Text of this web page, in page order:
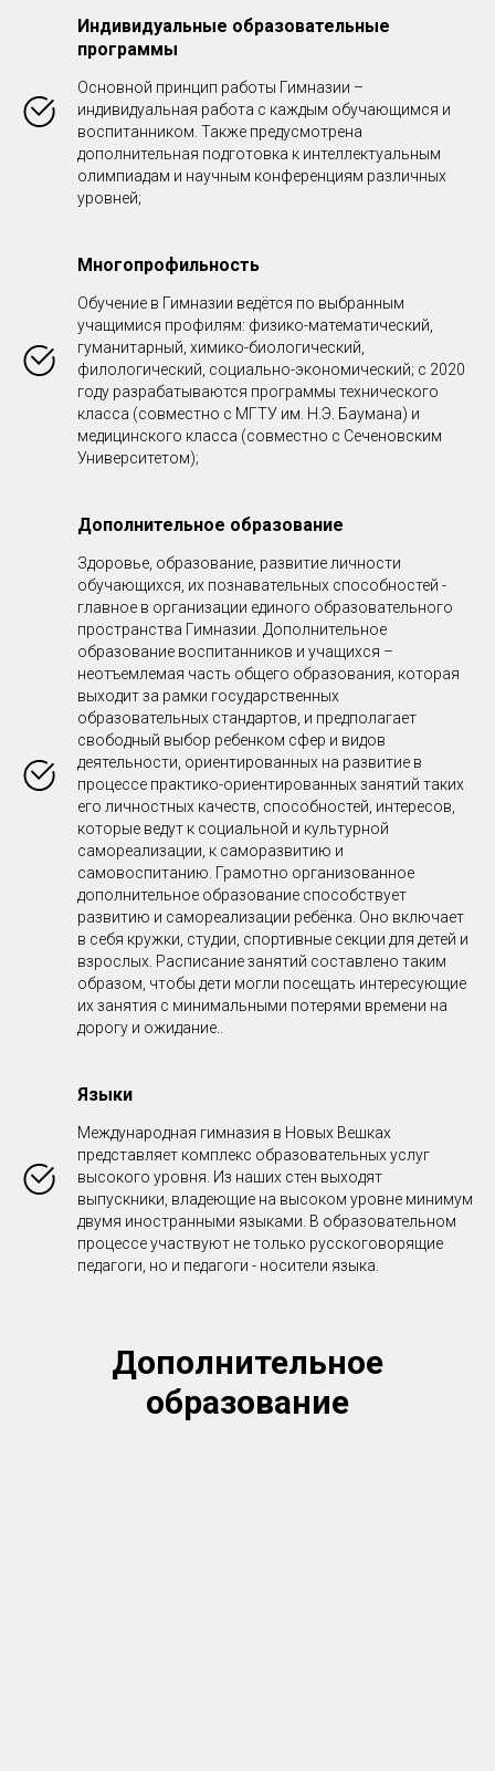
Индивидуальные образовательные
программы
Основной принцип работы Гимназии –
индивидуальная работа с каждым обучающимся и
воспитанником. Также предусмотрена
дополнительная подготовка к интеллектуальным
олимпиадам и научным конференциям различных
уровней;
Многопрофильность
Обучение в Гимназии ведётся по выбранным
учащимися профилям: физико-математический,
гуманитарный, химико-биологический,
филологический, социально-экономический; с 2020
году разрабатываются программы технического
класса (совместно с МГТУ им. Н.Э. Баумана) и
медицинского класса (совместно с Сеченовским
Университетом);
Дополнительное образование
Здоровье, образование, развитие личности
обучающихся, их познавательных способностей -
главное в организации единого образовательного
пространства Гимназии. Дополнительное
образование воспитанников и учащихся –
неотъемлемая часть общего образования, которая
выходит за рамки государственных
образовательных стандартов, и предполагает
свободный выбор ребенком сфер и видов
деятельности, ориентированных на развитие в
процессе практико-ориентированных занятий таких
его личностных качеств, способностей, интересов,
которые ведут к социальной и культурной
самореализации, к саморазвитию и
самовоспитанию. Грамотно организованное
дополнительное образование способствует
развитию и самореализации ребёнка. Оно включает
в себя кружки, студии, спортивные секции для детей и
взрослых. Расписание занятий составлено таким
образом, чтобы дети могли посещать интересующие
их занятия с минимальными потерями времени на
дорогу и ожидание..
Языки
Международная гимназия в Новых Вешках
представляет комплекс образовательных услуг
высокого уровня. Из наших стен выходят
выпускники, владеющие на высоком уровне минимум
двумя иностранными языками. В образовательном
процессе участвуют не только русскоговорящие
педагоги, но и педагоги - носители языка.
Дополнительное
образование